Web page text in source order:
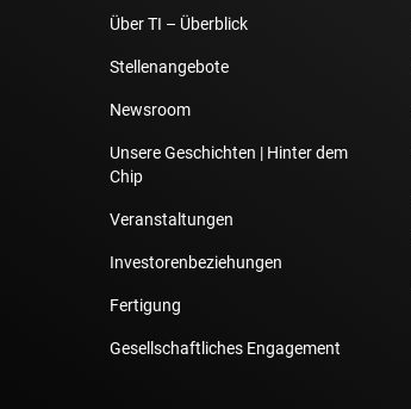
Über TI – Überblick
Stellenangebote
Newsroom
Unsere Geschichten | Hinter dem
Chip
Veranstaltungen
Investorenbeziehungen
Fertigung
Gesellschaftliches Engagement